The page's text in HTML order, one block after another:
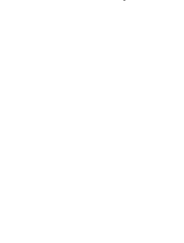
นั้น นอกจากจะได้รับสิทธิ
กองทุนประกันสังคมในรูป
ข้อมูลเบื้องต้นเกี่ยวกับกอ
ที่มาของข้อมูล :